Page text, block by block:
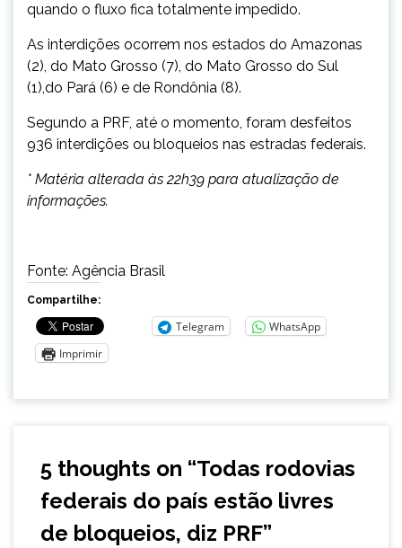
quando o fluxo fica totalmente impedido.
As interdições ocorrem nos estados do Amazonas
(2), do Mato Grosso (7), do Mato Grosso do Sul
(1),do Pará (6) e de Rondônia (8).
Segundo a PRF, até o momento, foram desfeitos
936 interdições ou bloqueios nas estradas federais.
* Matéria alterada às 22h39 para atualização de
informações.
Fonte: Agência Brasil
Compartilhe:
Telegram
WhatsApp
Imprimir
5 thoughts on “Todas rodovias
federais do país estão livres
de bloqueios, diz PRF”